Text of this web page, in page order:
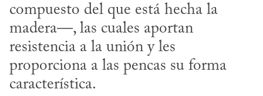
compuesto del que está hecha la
madera—, las cuales aportan
resistencia a la unión y les
proporciona a las pencas su forma
característica.